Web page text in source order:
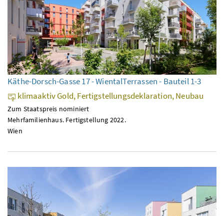
Käthe-Dorsch-Gasse 17 - WientalTerrassen - Bauteil 1-3
klimaaktiv Gold, Fertigstellungsdeklaration, Neubau
Zum Staatspreis nominiert
Mehrfamilienhaus. Fertigstellung 2022.
Wien